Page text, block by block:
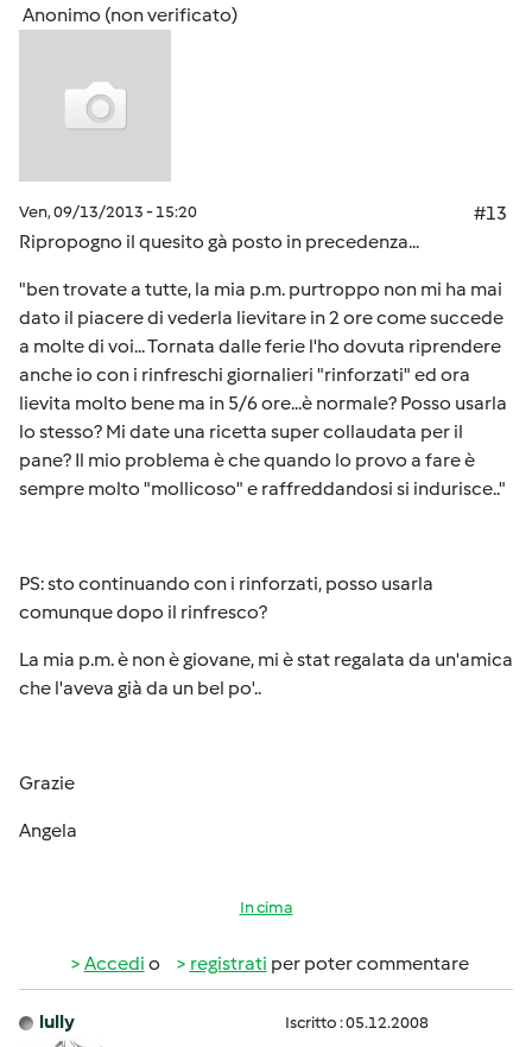
Anonimo (non verificato)
Ven, 09/13/2013 - 15:20
#13
Ripropogno il quesito gà posto in precedenza...
"ben trovate a tutte, la mia p.m. purtroppo non mi ha mai
dato il piacere di vederla lievitare in 2 ore come succede
a molte di voi... Tornata dalle ferie l'ho dovuta riprendere
anche io con i rinfreschi giornalieri "rinforzati" ed ora
lievita molto bene ma in 5/6 ore...è normale? Posso usarla
lo stesso? Mi date una ricetta super collaudata per il
pane? Il mio problema è che quando lo provo a fare è
sempre molto "mollicoso" e raffreddandosi si indurisce.."
PS: sto continuando con i rinforzati, posso usarla
comunque dopo il rinfresco?
La mia p.m. è non è giovane, mi è stat regalata da un'amica
che l'aveva già da un bel po'..
Grazie
Angela
In cima
Accedi o registrati per poter commentare
lully Iscritto : 05.12.2008